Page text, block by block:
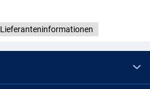
Lieferanteninformationen